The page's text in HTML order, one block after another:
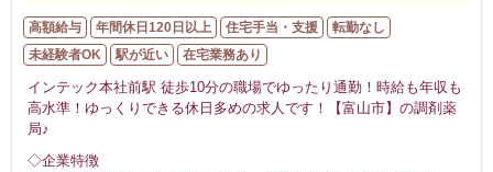
高額給与 年間休日120日以上 住宅手当・支援
転勤なし
未経験者OK
駅が近い 在宅業務あり
インテック本社前駅 徒歩10分の職場でゆったり通勤！時給も年収も
高水準！ゆっくりできる休日多めの求人です！【富山市】の調剤薬
局♪
◇企業特徴